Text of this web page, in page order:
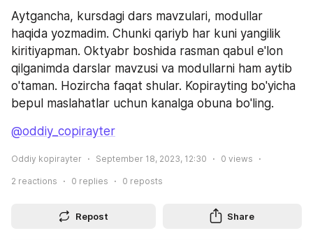
Aytgancha, kursdagi dars mavzulari, modullar
haqida yozmadim. Chunki qariyb har kuni yangilik
kiritiyapman. Oktyabr boshida rasman qabul e'lon
qilganimda darslar mavzusi va modullarni ham aytib
o'taman. Hozircha faqat shular. Kopirayting bo'yicha
bepul maslahatlar uchun kanalga obuna bo'ling.
@oddiy_copirayter
Oddiy kopirayter September 18, 2023, 12:30 0 views
2 reactions 0 replies 0 reposts
Repost Share